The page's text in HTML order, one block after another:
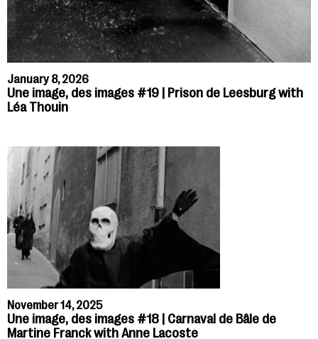
January 8, 2026
Une image, des images #19 | Prison de Leesburg with
Léa Thouin
November 14, 2025
Une image, des images #18 | Carnaval de Bâle de
Martine Franck with Anne Lacoste